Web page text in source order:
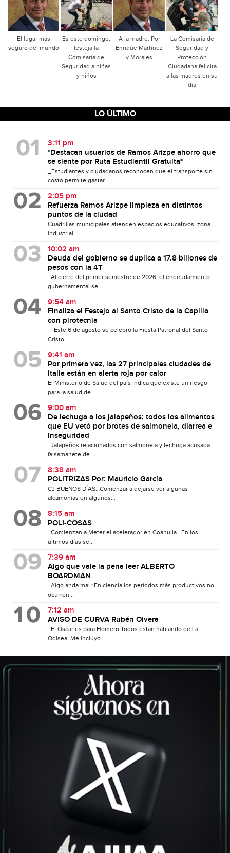
El lugar más
seguro del mundo
Es este domingo;
festeja la
Comisaría de
Seguridad a niñas
y niños
A la madre. Por
Enrique Martínez
y Morales
La Comisaría de
Seguridad y
Protección
Ciudadana felicita
a las madres en su
día
LO ÚLTIMO
3:11 pm
*Destacan usuarios de Ramos Arizpe ahorro que
se siente por Ruta Estudiantil Gratuita*
_Estudiantes y ciudadanos reconocen que el transporte sin
costo permite gastar...
2:05 pm
Refuerza Ramos Arizpe limpieza en distintos
puntos de la ciudad
Cuadrillas municipales atienden espacios educativos, zona
industrial,...
10:02 am
Deuda del gobierno se duplica a 17.8 billones de
pesos con la 4T
Al cierre del primer semestre de 2026, el endeudamiento
gubernamental se...
9:54 am
Finaliza el Festejo al Santo Cristo de la Capilla
con pirotecnia
Este 6 de agosto se celebró la Fiesta Patronal del Santo
Cristo...
9:41 am
Por primera vez, las 27 principales ciudades de
Italia están en alerta roja por calor
El Ministerio de Salud del país indica que existe un riesgo
para la salud de...
9:00 am
De lechuga a los jalapeños; todos los alimentos
que EU vetó por brotes de salmonela, diarrea e
inseguridad
Jalapeños relacionados con salmonela y lechuga acusada
falsamanete de...
8:38 am
POLITRIZAS Por: Mauricio García
CJ BUENOS DÍAS…Comenzar a dejarse ver algunas
alcamonías en algunos...
8:15 am
POLI-COSAS
Comienzan a Meter el acelerador en Coahuila. En los
últimos días se...
7:39 am
Algo que vale la pena leer ALBERTO
BOARDMAN
Algo anda mal “En ciencia los períodos más productivos no
ocurren...
7:12 am
AVISO DE CURVA Rubén Olvera
El Óscar es para Homero Todos están hablando de La
Odisea. Me incluyo....